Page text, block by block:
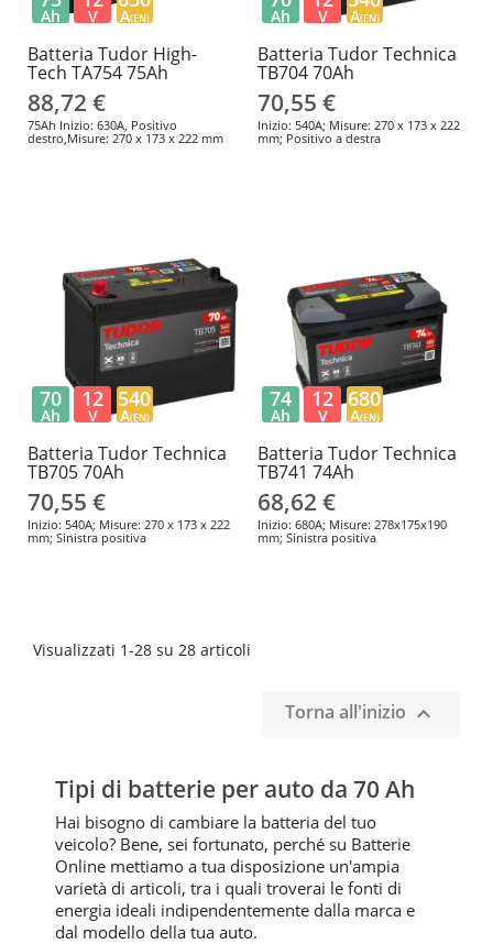
Batteria Tudor High-
Tech TA754 75Ah
88,72 €
75Ah Inizio: 630A, Positivo
destro,Misure: 270 x 173 x 222 mm
Ah V A(EN)
Batteria Tudor Technica
TB704 70Ah
70,55 €
Inizio: 540A; Misure: 270 x 173 x 222
mm; Positivo a destra
Ah V A(EN)
Batteria Tudor Technica
TB705 70Ah
70,55 €
Inizio: 540A; Misure: 270 x 173 x 222
mm; Sinistra positiva
70
Ah
12
V
540
A(EN)
Batteria Tudor Technica
TB741 74Ah
68,62 €
Inizio: 680A; Misure: 278x175x190
mm; Sinistra positiva
74
Ah
12
V
680
A(EN)
Visualizzati 1-28 su 28 articoli
Torna all'inizio 
Tipi di batterie per auto da 70 Ah
Hai bisogno di cambiare la batteria del tuo
veicolo? Bene, sei fortunato, perché su Batterie
Online mettiamo a tua disposizione un'ampia
varietà di articoli, tra i quali troverai le fonti di
energia ideali indipendentemente dalla marca e
dal modello della tua auto.